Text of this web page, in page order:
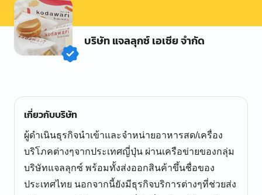
บริษัท แจลลุกซ์ เอเซีย จำกัด
เกี่ยวกับบริษัท
ผู้ดำเนินธุรกิจนำเข้าและจำหน่ายอาหารสด/เครื่อง
บริโภคต่างๆจากประเทศญี่ปุ่น ผ่านเครือข่ายของกลุ่ม
บริษัทแจลลุกซ์ พร้อมทั้งส่งออกสินค้าขึ้นชื่อของ
ประเทศไทย นอกจากนี้ยังมีธุรกิจบริการต่างๆที่ช่วยส่ง